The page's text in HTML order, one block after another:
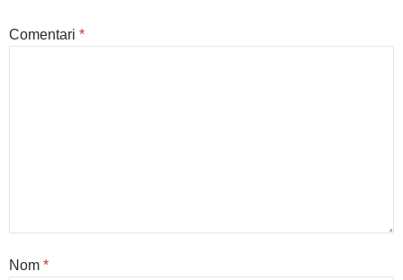
Comentari *
Nom *